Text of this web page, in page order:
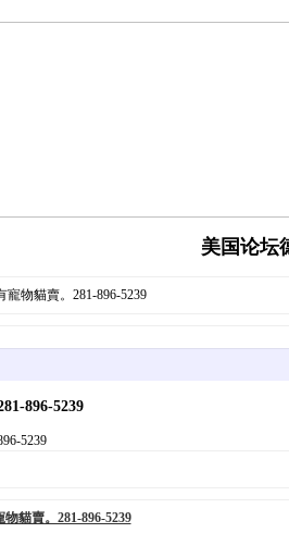
美国论坛
寵物貓賣。281-896-5239
896-5239
5239
貓賣。281-896-5239